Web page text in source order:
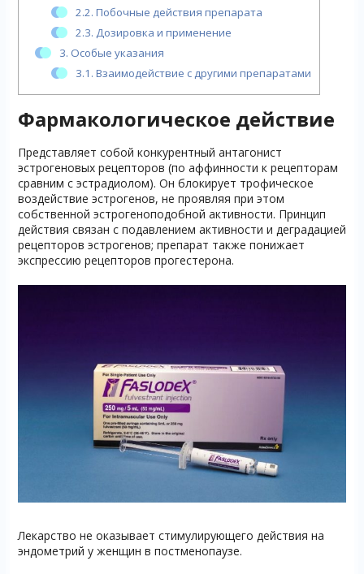
2.2. Побочные действия препарата
2.3. Дозировка и применение
3. Особые указания
3.1. Взаимодействие с другими препаратами
Фармакологическое действие
Представляет собой конкурентный антагонист
эстрогеновых рецепторов (по аффинности к рецепторам
сравним с эстрадиолом). Он блокирует трофическое
воздействие эстрогенов, не проявляя при этом
собственной эстрогеноподобной активности. Принцип
действия связан с подавлением активности и деградацией
рецепторов эстрогенов; препарат также понижает
экспрессию рецепторов прогестерона.
Лекарство не оказывает стимулирующего действия на
эндометрий у женщин в постменопаузе.